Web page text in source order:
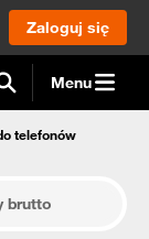
Zaloguj się
Menu
telefonów
brutto